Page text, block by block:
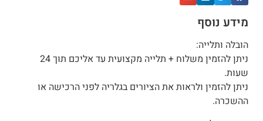
מידע נוסף
הובלה ותלייה:
ניתן להזמין משלוח + תלייה מקצועית עד אליכם תוך 24
שעות.
ניתן להזמין ולראות את הציורים בגלריה לפני הרכישה או
ההשכרה.